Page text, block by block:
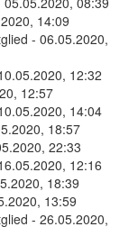
14:09
- 06.05.2020,
12:32
12:57
14:04
18:57
22:33
12:16
18:39
13:59
- 26.05.2020,